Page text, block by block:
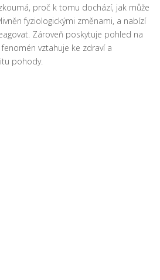
proč k tomu dochází, jak může
fyziologickými změnami, a nabízí
Zároveň poskytuje pohled na
vztahuje ke zdraví a
pohody.